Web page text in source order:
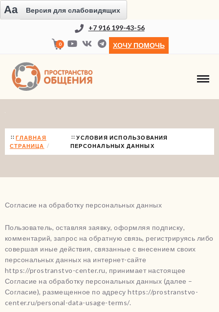
Aa Версия для слабовидящих
+7 916 199-43-56
0 ХОЧУ ПОМОЧЬ
УСЛОВИЯ ИСПОЛЬЗОВАНИЯ
ГЛАВНАЯ
СТРАНИЦА
УСЛОВИЯ ИСПОЛЬЗОВАНИЯ
ПЕРСОНАЛЬНЫХ ДАННЫХ
Согласие на обработку персональных данных
Пользователь, оставляя заявку, оформляя подписку,
комментарий, запрос на обратную связь, регистрируясь либо
совершая иные действия, связанные с внесением своих
персональных данных на интернет-сайте
https://prostranstvo-center.ru, принимает настоящее
Согласие на обработку персональных данных (далее –
Согласие), размещенное по адресу https://prostranstvo-
center.ru/personal-data-usage-terms/.